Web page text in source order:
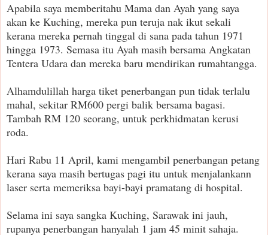
Apabila saya memberitahu Mama dan Ayah yang saya
akan ke Kuching, mereka pun teruja nak ikut sekali
kerana mereka pernah tinggal di sana pada tahun 1971
hingga 1973. Semasa itu Ayah masih bersama Angkatan
Tentera Udara dan mereka baru mendirikan rumahtangga.
Alhamdulillah harga tiket penerbangan pun tidak terlalu
mahal, sekitar RM600 pergi balik bersama bagasi.
Tambah RM 120 seorang, untuk perkhidmatan kerusi
roda.
Hari Rabu 11 April, kami mengambil penerbangan petang
kerana saya masih bertugas pagi itu untuk menjalankann
laser serta memeriksa bayi-bayi pramatang di hospital.
Selama ini saya sangka Kuching, Sarawak ini jauh,
rupanya penerbangan hanyalah 1 jam 45 minit sahaja.